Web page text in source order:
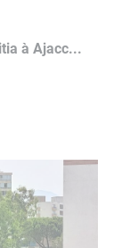
à Ajacc...